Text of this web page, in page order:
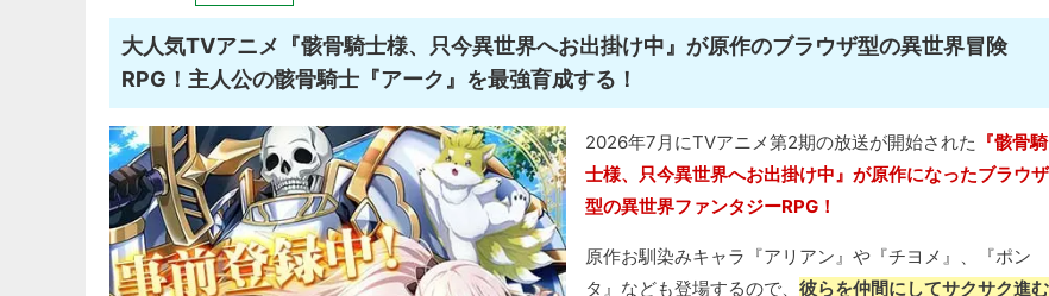
大人気TVアニメ『骸骨騎士様、只今異世界へお出掛け中』が原作のブラウザ型の異世界冒険
RPG！主人公の骸骨騎士『アーク』を最強育成する！
2026年7月にTVアニメ第2期の放送が開始された 『骸骨騎
士様、只今異世界へお出掛け中』が原作になったブラウザ
型の異世界ファンタジーRPG！
原作お馴染みキャラ『アリアン』や『チヨメ』、『ポン
タ』なども登場するので、彼らを仲間にしてサクサク進む